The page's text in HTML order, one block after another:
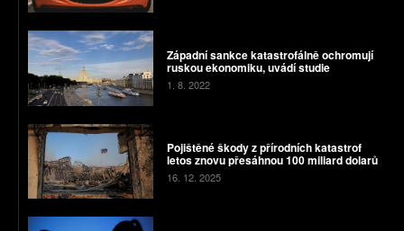
Západní sankce katastrofálně ochromují
ruskou ekonomiku, uvádí studie
1. 8. 2022
Pojištěné škody z přírodních katastrof
letos znovu přesáhnou 100 miliard dolarů
16. 12. 2025